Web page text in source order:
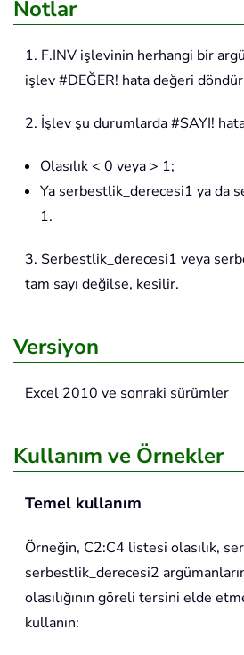
Notlar
1. F.INV işlevinin herhangi bir
işlev #DEĞER! hata değeri
2. İşlev şu durumlarda #SAYI!
Olasılık < 0 veya > 1;
Ya serbestlik_derecesi1 ya da
1.
3. Serbestlik_derecesi1 veya
tam sayı değilse, kesilir.
Versiyon
Excel 2010 ve sonraki sürümler
Kullanım ve Örnekler
Temel kullanım
Örneğin, C2:C4 listesi olasılık,
serbestlik_derecesi2
olasılığının göreli tersini elde
kullanın: